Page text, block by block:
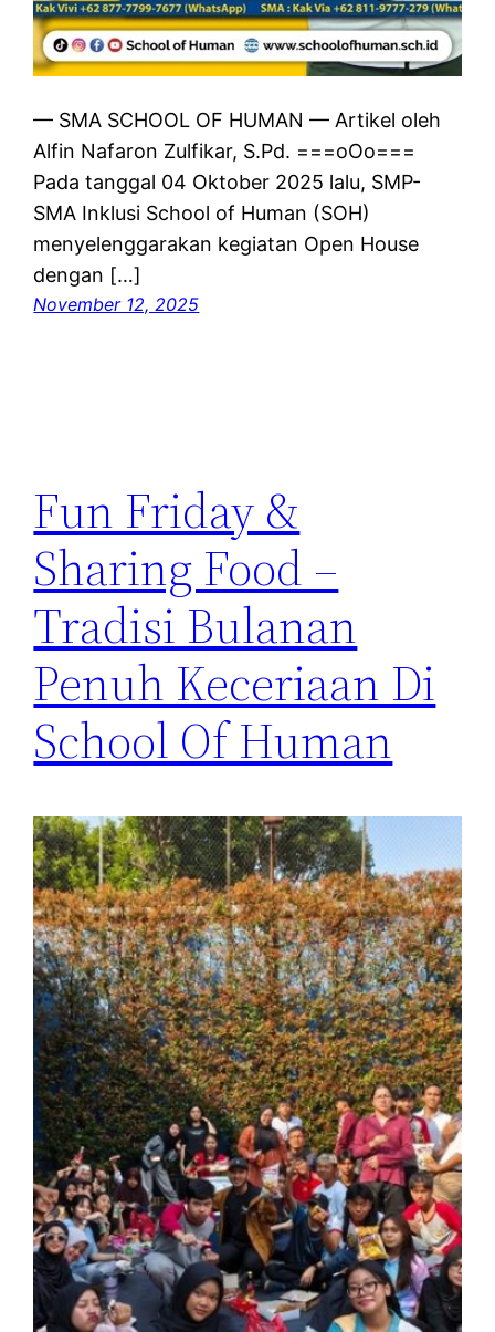
— SMA SCHOOL OF HUMAN — Artikel oleh
Alfin Nafaron Zulfikar, S.Pd. ===oOo===
Pada tanggal 04 Oktober 2025 lalu, SMP-
SMA Inklusi School of Human (SOH)
menyelenggarakan kegiatan Open House
dengan […]
November 12, 2025
Fun Friday &
Sharing Food –
Tradisi Bulanan
Penuh Keceriaan Di
School Of Human